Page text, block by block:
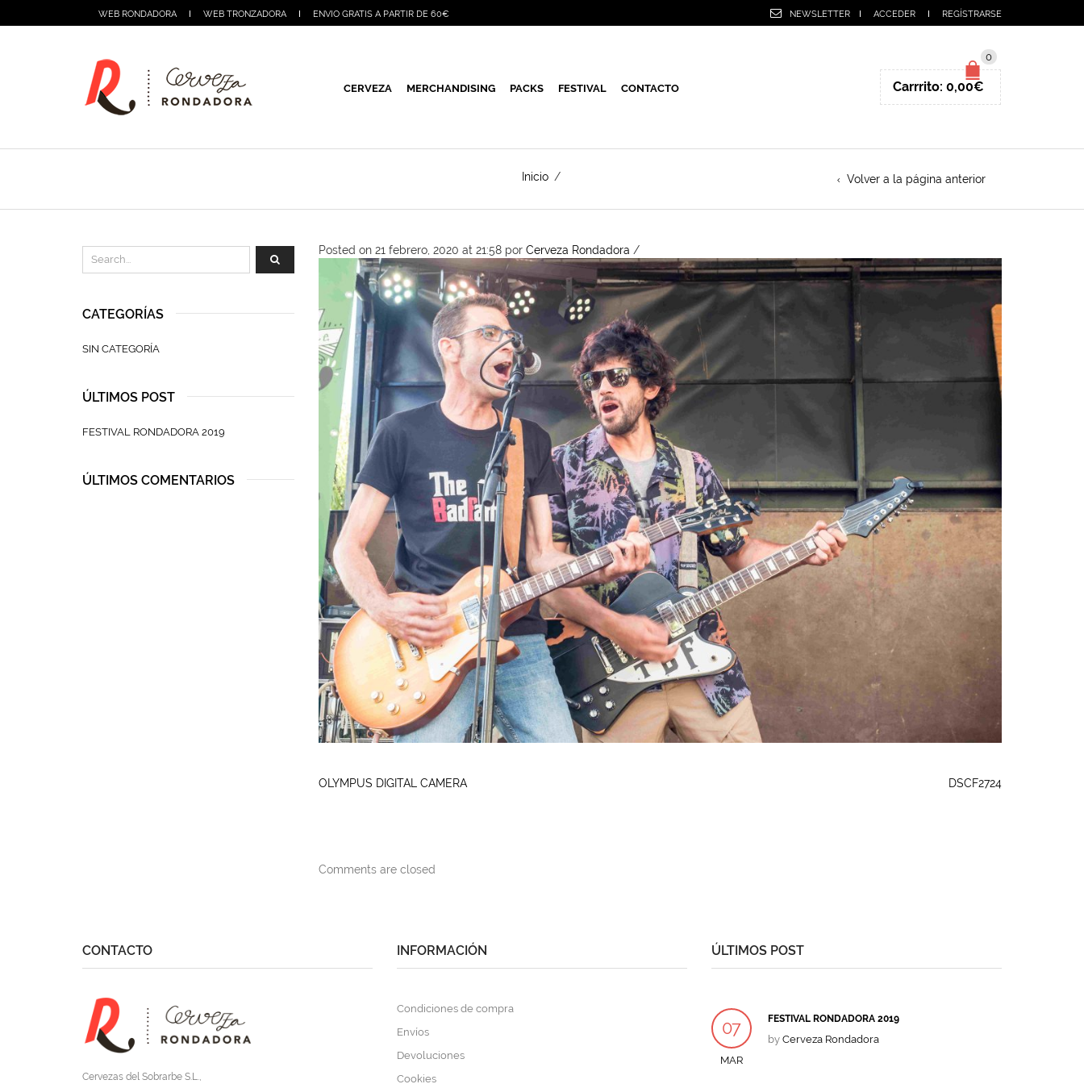
WEB RONDADORA WEB TRONZADORA ENVIO GRATIS A PARTIR DE 60€ NEWSLETTER ACCEDER REGÍSTRARSE
CERVEZA MERCHANDISING PACKS FESTIVAL CONTACTO
0
Carrrito: 0,00€
Inicio / Volver a la página anterior
Posted on 21 febrero, 2020 at 21:58 por Cerveza Rondadora /
OLYMPUS DIGITAL CAMERA DSCF2724
Comments are closed
CATEGORÍAS
SIN CATEGORÍA
ÚLTIMOS POST
FESTIVAL RONDADORA 2019
ÚLTIMOS COMENTARIOS
CONTACTO
Cervezas del Sobrarbe S.L.,
INFORMACIÓN
Condiciones de compra
Envíos
Devoluciones
Cookies
ÚLTIMOS POST
07
MAR
FESTIVAL RONDADORA 2019
by Cerveza Rondadora